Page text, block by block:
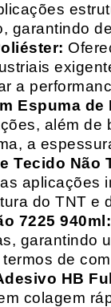
garantindo
a
Espuma de
além de
a
Tecido Não
aplicações
do TNT e
7225 940ml:
garantindo
termos de
HB
colagem